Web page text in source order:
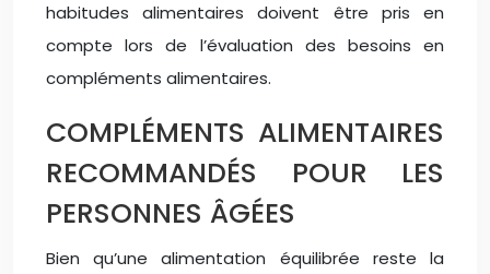
habitudes alimentaires doivent être pris en
compte lors de l’évaluation des besoins en
compléments alimentaires.
COMPLÉMENTS ALIMENTAIRES
RECOMMANDÉS POUR LES
PERSONNES ÂGÉES
Bien qu’une alimentation équilibrée reste la